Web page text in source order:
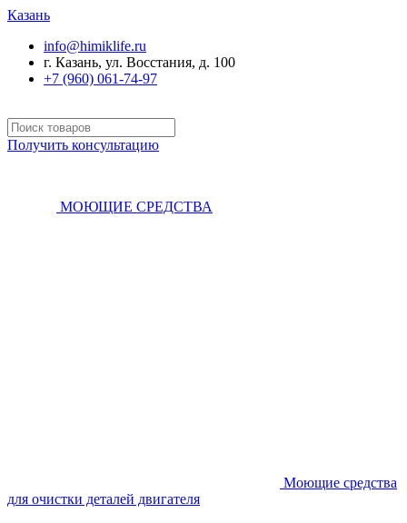
Казань
info@himiklife.ru
г. Казань, ул. Восстания, д. 100
+7 (960) 061-74-97
Получить консультацию
МОЮЩИЕ СРЕДСТВА
Моющие средства
для очистки деталей двигателя